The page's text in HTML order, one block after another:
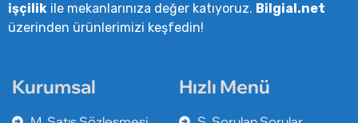
işçilik ile mekanlarınıza değer katıyoruz. Bilgial.net
üzerinden ürünlerimizi keşfedin!
Kurumsal Hızlı Menü